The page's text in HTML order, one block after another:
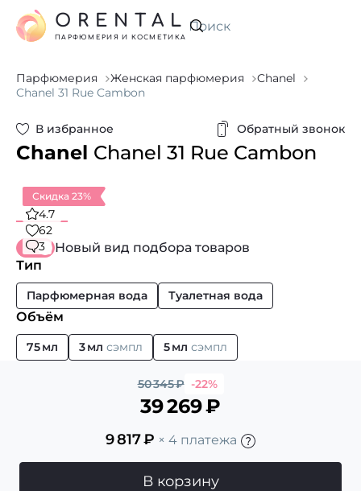
Искать
ORENTAL
ПАРФЮМЕРИЯ И КОСМЕТИКА
Парфюмерия Женская парфюмерия
Chanel
Chanel 31 Rue Cambon
В избранное Обратный звонок
Chanel Chanel 31 Rue Cambon
Скидка 23%
4.7
62
3
Новый вид подбора товаров
Тип
Парфюмерная вода Туалетная вода
Объём
75 мл 3 мл сэмпл 5 мл сэмпл
50 345₽ -22%
39 269₽
9 817₽ × 4 платежа
В корзину